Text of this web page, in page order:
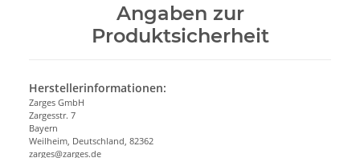
Angaben zur
Produktsicherheit
Herstellerinformationen:
Zarges GmbH
Zargesstr. 7
Bayern
Weilheim, Deutschland, 82362
zarges@zarges.de